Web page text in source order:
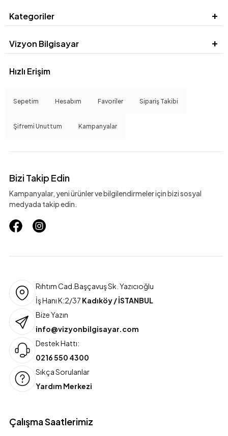
Kategoriler
Vizyon Bilgisayar
Hızlı Erişim
Sepetim Hesabım Favoriler Sipariş Takibi
Şifremi Unuttum Kampanyalar
Bizi Takip Edin
Kampanyalar, yeni ürünler ve bilgilendirmeler için bizi sosyal
medyada takip edin.
Rıhtım Cad.Başçavuş Sk. Yazıcıoğlu
İş Hanı K:2/37 Kadıköy / İSTANBUL
Bize Yazın
info@vizyonbilgisayar.com
Destek Hattı:
0216 550 4300
Sıkça Sorulanlar
Yardım Merkezi
Çalışma Saatlerimiz